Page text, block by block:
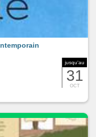
jusqu'au
31
OCT